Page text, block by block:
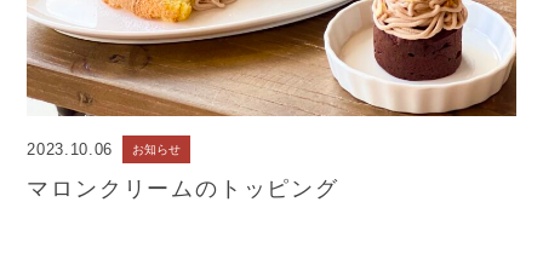
2023.10.06 お知らせ
マロンクリームのトッピング